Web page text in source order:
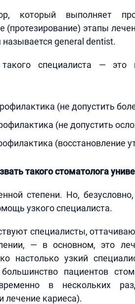
который выполняет
(протезирование) этапы
general dentist.
специалиста — это
(не допустить
(не допустить
(восстановление
такого стоматолога
степени. Но,
узкого специалиста.
специалисты,
— в основном, это
настолько узкий
пациентов
в нескольких
лечение кариеса).